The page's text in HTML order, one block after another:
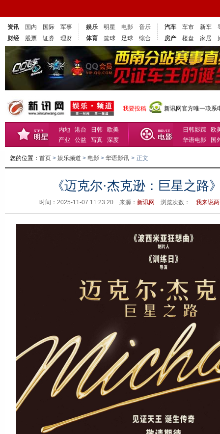
资讯 国内 国际
军事
财经
股票 证券 理财
娱乐 明星 电影
音乐
体育
篮球 足球 综合
汽车 车市 新车
房产
楼盘 家居
我要投稿 新讯网官方唯一联
内地 港台 日韩
欧美
产业
公益 写真 深度
日韩影踪
欧
华语电影
国
您的位置： 首页 > 娱乐频道 > 电影 > 华语影讯 > 正文
《迈克尔·杰克逊：巨星之路
时间：2025-11-07 11:23:20 来源： 新讯网 浏览次数： 我来说